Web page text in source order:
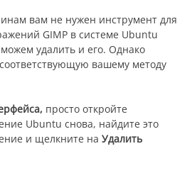
вам не нужен инструмент для
GIMP в системе Ubuntu
удалить и его. Однако
вашему методу
просто откройте
Ubuntu снова, найдите это
и щелкните на Удалить